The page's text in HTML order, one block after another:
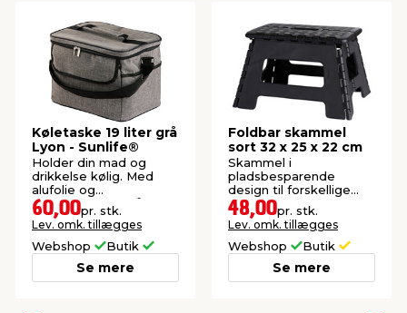
Køletaske 19 liter grå
Lyon - Sunlife®
Holder din mad og
drikkelse kølig. Med
alufolie og
skumpolstring. Mål: 23 x
35 x 24 cm.
60,00pr. stk.
Lev. omk. tillægges
Webshop Butik
Se mere
Foldbar skammel
sort 32 x 25 x 22 cm
Skammel i
pladsbesparende
design til forskellige
huslige behov. Maks.
belastning: 150 kg.
48,00pr. stk.
Lev. omk. tillægges
Webshop Butik
Se mere